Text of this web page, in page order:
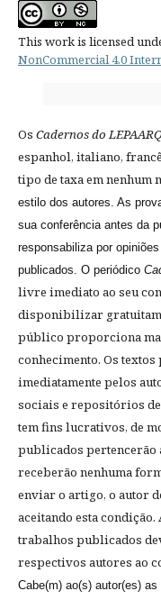
This work is licensed
NonCommercial 4.0
Os Cadernos do
espanhol, italiano,
tipo de taxa em nenhum
estilo dos autores. As
sua conferência antes da
responsabiliza por
publicados. O periódico
livre imediato ao seu
disponibilizar
público proporciona
conhecimento. Os
imediatamente pelos
sociais e repositórios
tem fins lucrativos, de
publicados pertencerão
receberão nenhuma
enviar o artigo, o autor
aceitando esta condição.
trabalhos publicados
respectivos autores ao
Cabe(m) ao(s) autor(es)